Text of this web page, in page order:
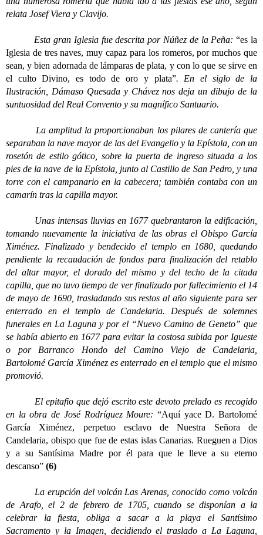
relata Josef Viera y Clavijo.
Esta gran Iglesia fue descrita por Núñez de la Peña:“es la
Iglesia de tres naves, muy capaz para los romeros, por muchos que
sean, y bien adornada de lámparas de plata, y con lo que se sirve en
el culto Divino, es todo de oro y plata”. En el siglo de la
Ilustración, Dámaso Quesada y Chávez nos deja un dibujo de la
suntuosidad del Real Convento y su magnífico Santuario.
La amplitud la proporcionaban los pilares de cantería que
separaban la nave mayor de las del Evangelio y la Epístola, con un
rosetón de estilo gótico, sobre la puerta de ingreso situada a los
pies de la nave de la Epístola, junto al Castillo de San Pedro, y una
torre con el campanario en la cabecera; también contaba con un
camarín tras la capilla mayor.
Unas intensas lluvias en 1677 quebrantaron la edificación,
tomando nuevamente la iniciativa de las obras el Obispo García
Ximénez. Finalizado y bendecido el templo en 1680, quedando
pendiente la recaudación de fondos para finalización del retablo
del altar mayor, el dorado del mismo y del techo de la citada
capilla, que no tuvo tiempo de ver finalizado por fallecimiento el 14
de mayo de 1690, trasladando sus restos al año siguiente para ser
enterrado en el templo de Candelaria. Después de solemnes
funerales en La Laguna y por el “Nuevo Camino de Geneto” que
se había abierto en 1677 para evitar la costosa subida por Igueste
o por Barranco Hondo del Camino Viejo de Candelaria,
Bartolomé García Ximénez es enterrado en el templo que el mismo
promovió.
El epitafio que dejó escrito este devoto prelado es recogido
en la obra de José Rodríguez Moure: “Aquí yace D. Bartolomé
García Ximénez, perpetuo esclavo de Nuestra Señora de
Candelaria, obispo que fue de estas islas Canarias. Rueguen a Dios
y a su Santísima Madre por él para que le lleve a su eterno
descanso” (6)
La erupción del volcán Las Arenas, conocido como volcán
de Arafo, el 2 de febrero de 1705, cuando se disponían a la
celebrar la fiesta, obliga a sacar a la playa el Santísimo
Sacramento y la Imagen, decidiendo el traslado a La Laguna,